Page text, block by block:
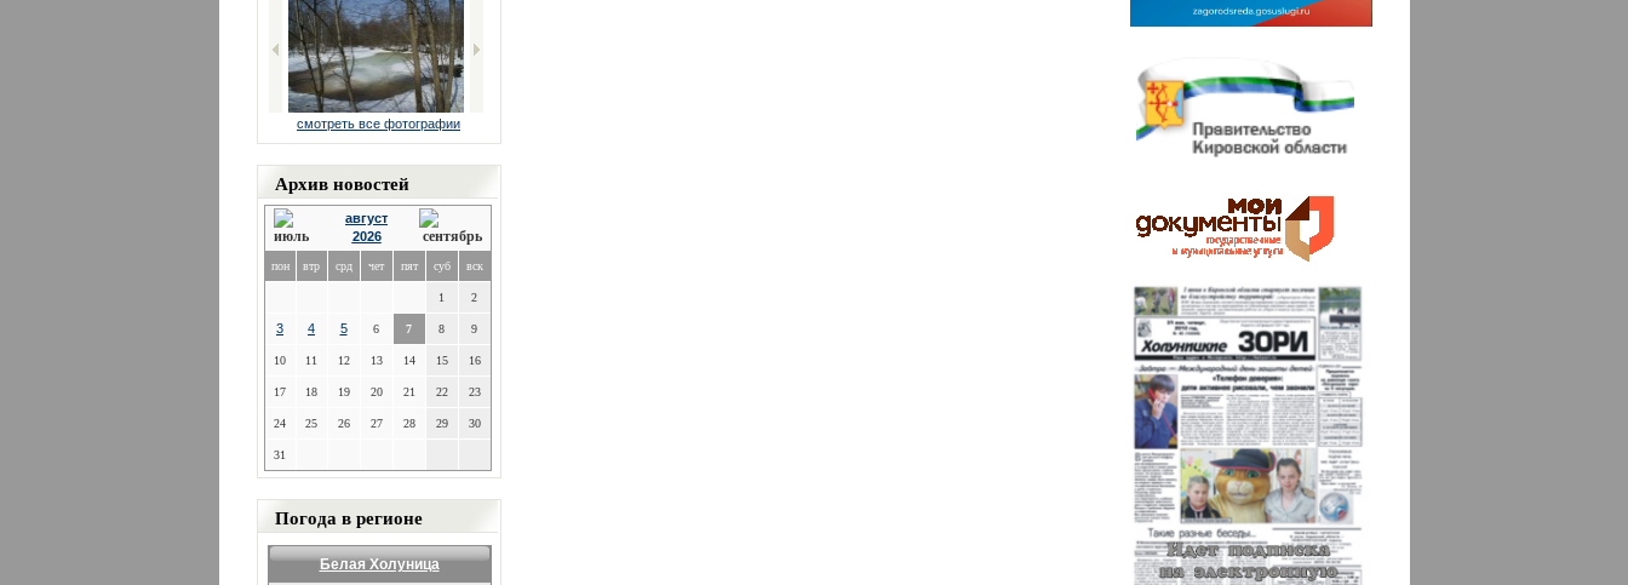
смотреть все фотографии
Архив новостей
август
2026
пон втр срд чет пят суб вск
1 2
3 4 5 6 7 8 9
10 11 12 13 14 15 16
17 18 19 20 21 22 23
24 25 26 27 28 29 30
31
Погода в регионе
Белая Холуница